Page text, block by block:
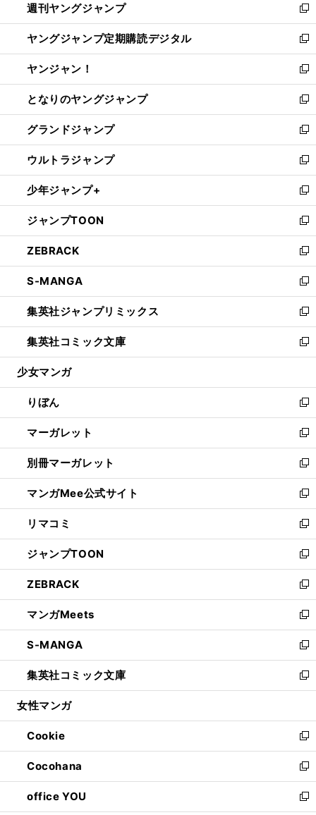
く
で
開
く
ド
ウ
で
開
く
ィ
ン
ド
ウ
で
開
く
週刊ヤングジャンプ
新
し
い
ウ
ィ
ン
ド
ウ
で
開
く
ヤングジャンプ定期購読デジタル
新
し
い
ウ
ィ
ン
ド
ウ
で
開
く
ヤンジャン！
新
し
い
ウ
ィ
ン
ド
ウ
で
開
く
となりのヤングジャンプ
新
し
い
ウ
ィ
ン
ド
ウ
で
開
く
グランドジャンプ
新
し
い
ウ
ィ
ン
ド
ウ
で
開
く
ウルトラジャンプ
新
し
い
ウ
ィ
ン
ド
ウ
で
開
く
少年ジャンプ+
新
し
い
ウ
ィ
ン
ド
ウ
で
開
く
ジャンプTOON
新
し
い
ウ
ィ
ン
ド
ウ
で
開
ZEBRACK
新
し
い
ウ
ィ
ン
ド
ウ
開
く
S-MANGA
新
し
い
ウ
ィ
ン
ウ
で
開
く
集英社ジャンプリミックス
新
し
い
ウ
ン
ド
ウ
で
開
く
集英社コミック文庫
新
し
ウ
ィ
ン
ド
ウ
で
開
く
少女マンガ
りぼん
新
し
い
ウ
ィ
ン
ド
ウ
で
開
く
マーガレット
新
し
い
ウ
ィ
ン
ド
ウ
で
開
く
別冊マーガレット
新
し
い
ウ
ィ
ン
ド
ウ
で
開
く
マンガMee公式サイト
新
し
い
ウ
ィ
ン
ド
ウ
で
開
く
リマコミ
新
し
い
ウ
ィ
ン
ド
ウ
で
開
く
ジャンプTOON
新
し
い
ウ
ィ
ン
ド
ウ
で
開
ZEBRACK
新
し
い
ウ
ィ
ン
ド
ウ
開
く
マンガMeets
新
し
い
ウ
ィ
ン
ウ
で
開
く
S-MANGA
新
し
い
ウ
ン
ド
ウ
で
開
く
集英社コミック文庫
新
し
ウ
ィ
ン
ド
ウ
で
開
女性マンガ
Cookie
新
し
い
ウ
ィ
Cocohana
新
し
い
office YOU
新